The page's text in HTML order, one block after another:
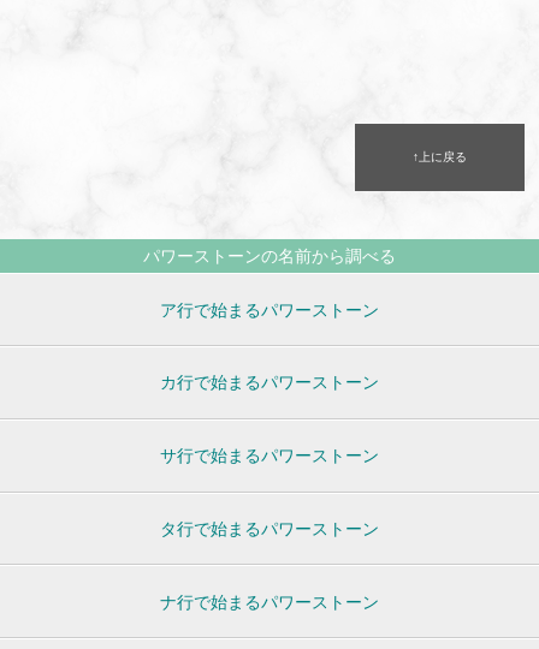
↑上に戻る
パワーストーンの名前から調べる
ア行で始まるパワーストーン
カ行で始まるパワーストーン
サ行で始まるパワーストーン
タ行で始まるパワーストーン
ナ行で始まるパワーストーン